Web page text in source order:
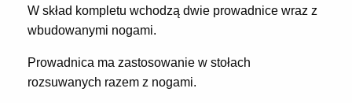
W skład kompletu wchodzą dwie prowadnice wraz z
wbudowanymi nogami.
Prowadnica ma zastosowanie w stołach
rozsuwanych razem z nogami.